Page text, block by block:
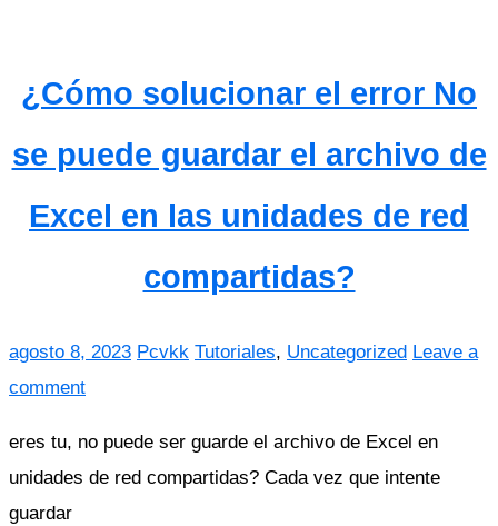
¿Cómo solucionar el error No
se puede guardar el archivo de
Excel en las unidades de red
compartidas?
agosto 8, 2023 Pcvkk Tutoriales, Uncategorized Leave a
comment
eres tu, no puede ser guarde el archivo de Excel en
unidades de red compartidas? Cada vez que intente
guardar